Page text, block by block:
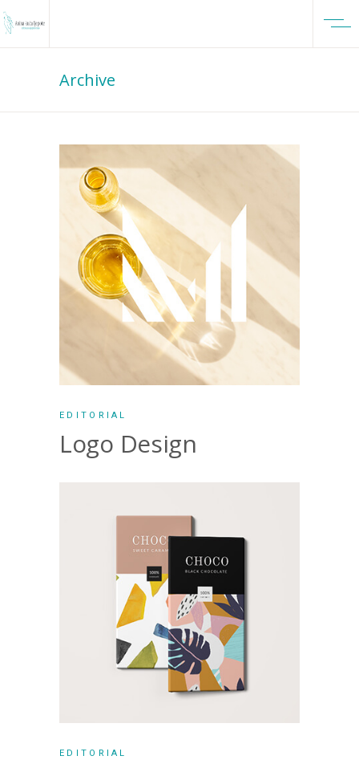
Archive
EDITORIAL
Logo Design
EDITORIAL